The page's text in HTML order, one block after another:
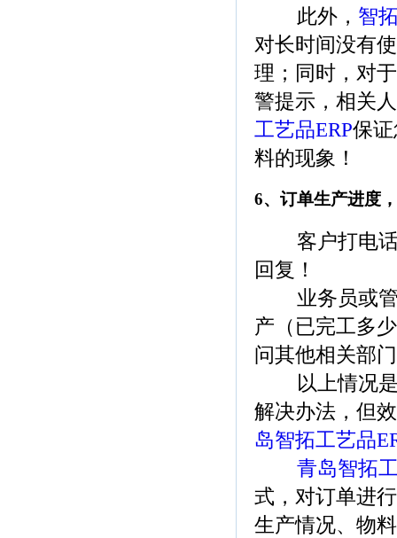
此外， 智
对长时间没有
理；同时，对
警提示，相关
工艺品ERP保
料的现象！
6、订单生产进度
客户打电话
回复！
业务员或管
产（已完工多
问其他相关部
以上情况是
解决办法，但
岛智拓工艺品
青岛智拓
式，对订单进
生产情况、物